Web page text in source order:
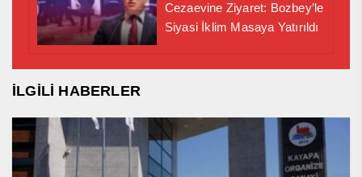
Cezaevine Ziyaret: Bozbey’le
Siyasi İklim Masaya Yatırıldı
İLGİLİ HABERLER